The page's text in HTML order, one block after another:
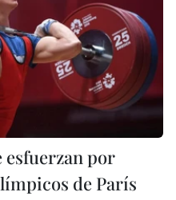
esfuerzan por
de París